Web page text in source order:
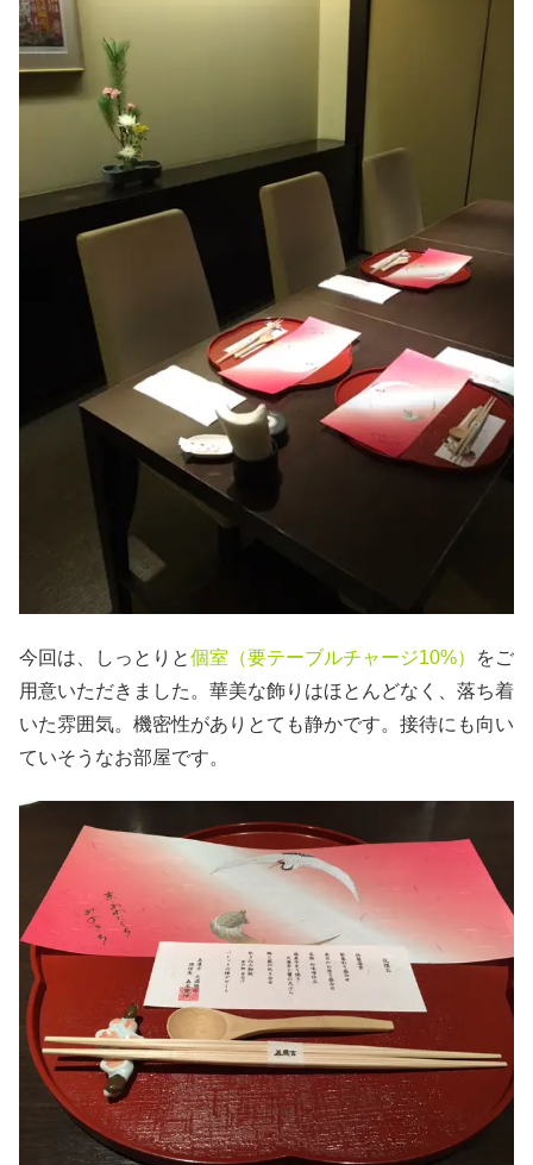
今回は、しっとりと個室（要テーブルチャージ10%）
をご
用意いただきました。華美な飾りはほとんどなく、落ち着
いた雰囲気。機密性がありとても静かです。接待にも向い
ていそうなお部屋です。